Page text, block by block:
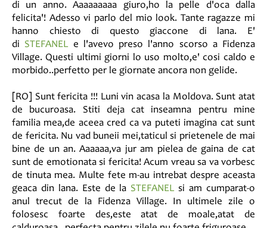
di un anno. Aaaaaaaaa giuro,ho la pelle d'oca dalla
felicita'! Adesso vi parlo del mio look. Tante ragazze mi
hanno chiesto di questo giaccone di lana. E'
di STEFANEL e l'avevo preso l'anno scorso a Fidenza
Village. Questi ultimi giorni lo uso molto,e' cosi caldo e
morbido..perfetto per le giornate ancora non gelide.
[RO] Sunt fericita !!! Luni vin acasa la Moldova. Sunt atat
de bucuroasa. Stiti deja cat inseamna pentru mine
familia mea,de aceea cred ca va puteti imagina cat sunt
de fericita. Nu vad buneii mei,taticul si prietenele de mai
bine de un an. Aaaaaa,va jur am pielea de gaina de cat
sunt de emotionata si fericita! Acum vreau sa va vorbesc
de tinuta mea. Multe fete m-au intrebat despre aceasta
geaca din lana. Este de la STEFANEL si am cumparat-o
anul trecut de la Fidenza Village. In ultimele zile o
folosesc foarte des,este atat de moale,atat de